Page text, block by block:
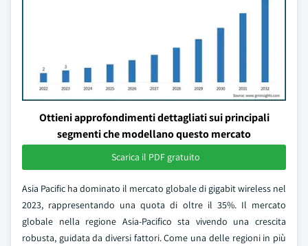
Ottieni approfondimenti dettagliati sui principali
segmenti che modellano questo mercato
Scarica il PDF gratuito
Asia Pacific ha dominato il mercato globale di gigabit wireless nel
2023, rappresentando una quota di oltre il 35%. Il mercato
globale nella regione Asia-Pacifico sta vivendo una crescita
robusta, guidata da diversi fattori. Come una delle regioni in più